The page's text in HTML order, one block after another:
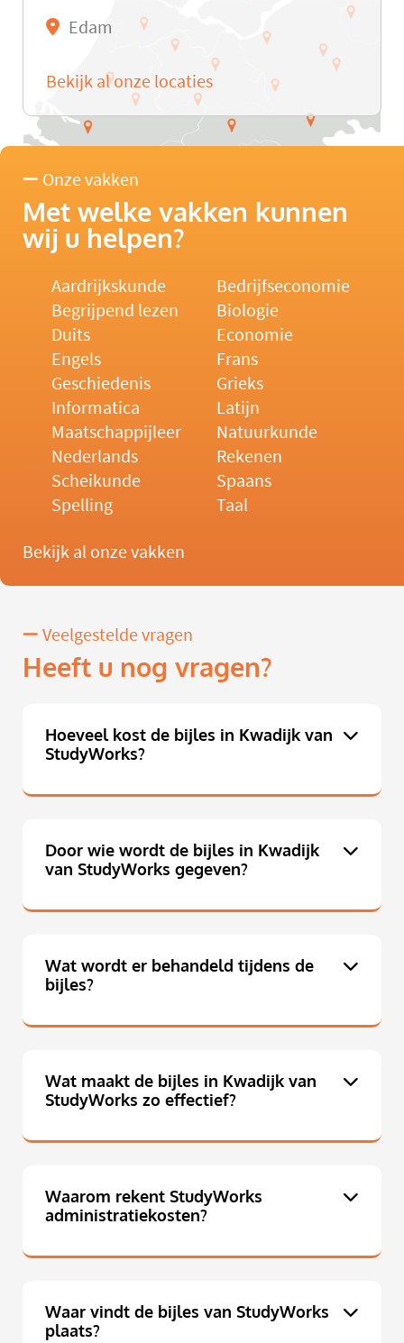
Edam
Bekijk al onze locaties
Onze vakken
Met welke vakken kunnen
wij u helpen?
Aardrijkskunde
Bedrijfseconomie
Begrijpend lezen
Biologie
Duits
Economie
Engels
Frans
Geschiedenis
Grieks
Informatica
Latijn
Maatschappijleer
Natuurkunde
Nederlands
Rekenen
Scheikunde
Spaans
Spelling
Taal
Bekijk al onze vakken
Veelgestelde vragen
Heeft u nog vragen?
Hoeveel kost de bijles in Kwadijk van
StudyWorks?
Door wie wordt de bijles in Kwadijk
van StudyWorks gegeven?
Wat wordt er behandeld tijdens de
bijles?
Wat maakt de bijles in Kwadijk van
StudyWorks zo effectief?
Waarom rekent StudyWorks
administratiekosten?
Waar vindt de bijles van StudyWorks
plaats?